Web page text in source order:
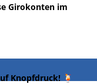
Girokonten im
Knopfdruck! 🍹